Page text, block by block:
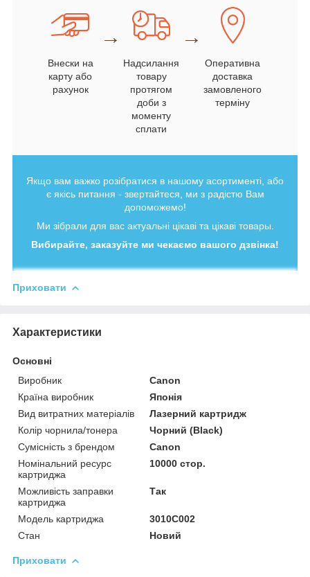
→ →
Внески на
карту або
рахунок
Надсилання
товару
протягом
доби з
моменту
сплати
Оперативна
доставка
замовленого
терміну
Якщо вам важко розібратися в нашому асортименті, або
є якісь питання - звертайтеся, ми з радістю Вам
допоможемо!
Ми зібрали для вас актуальні цікаві та цікаві товары.
Вибирайте, заказуйте ми чекаємо вашого дзвінка!
Приховати
Характеристики
Основні
Виробник
Canon
Країна виробник
Японія
Вид витратних матеріалів
Лазерний картридж
Колір чорнила/тонера
Чорний (Black)
Сумісність з брендом
Canon
Номінальний ресурс
картриджа
10000 стор.
Можливість заправки
картриджа
Так
Модель картриджа
3010C002
Стан
Новий
Приховати